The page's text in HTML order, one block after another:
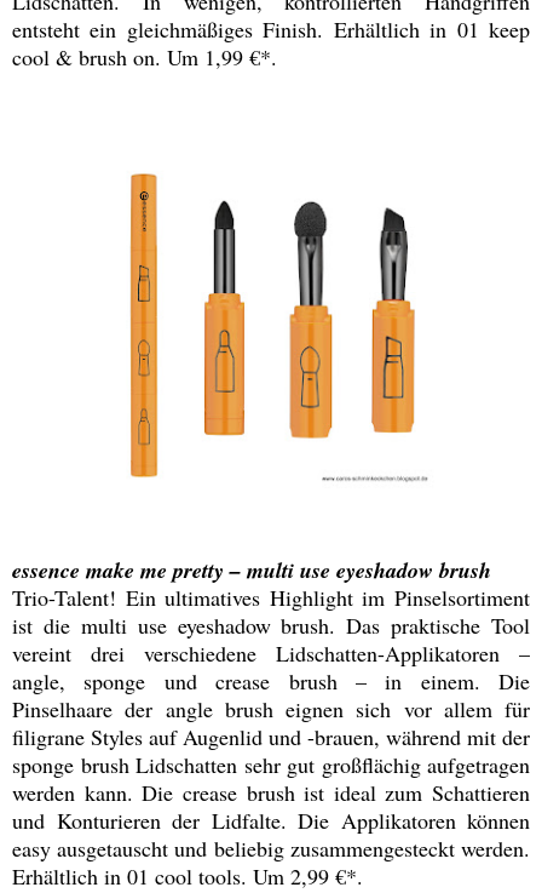
entsteht ein gleichmäßiges Finish. Erhältlich in 01 keep
cool & brush on. Um 1,99 €*.
essence make me pretty – multi use eyeshadow brush
Trio-Talent! Ein ultimatives Highlight im Pinselsortiment
ist die multi use eyeshadow brush. Das praktische Tool
vereint drei verschiedene Lidschatten-Applikatoren –
angle, sponge und crease brush – in einem. Die
Pinselhaare der angle brush eignen sich vor allem für
filigrane Styles auf Augenlid und -brauen, während mit der
sponge brush Lidschatten sehr gut großflächig aufgetragen
werden kann. Die crease brush ist ideal zum Schattieren
und Konturieren der Lidfalte. Die Applikatoren können
easy ausgetauscht und beliebig zusammengesteckt werden.
Erhältlich in 01 cool tools. Um 2,99 €*.